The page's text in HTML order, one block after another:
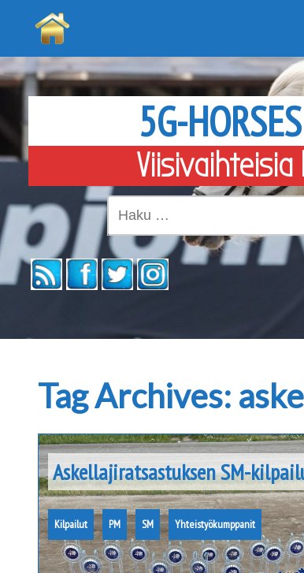
5G-
Tag Archives:
Askellajiratsastuksen SM-
Kilpailut PM SM Yhteistyökumppanit